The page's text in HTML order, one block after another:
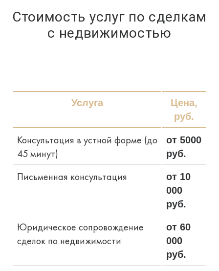
Стоимость услуг по сделкам
с недвижимостью
Услуга
Цена,
руб.
Консультация в устной форме (до
45 минут)
от 5000
руб.
Письменная консультация
от 10
000
руб.
Юридическое сопровождение
сделок по недвижимости
от 60
000
руб.